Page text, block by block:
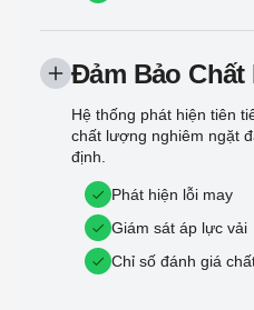
Đảm Bảo
Hệ thống phát hiện tiên
chất lượng nghiêm ngặt
định.
Phát hiện lỗi may
Giám sát áp lực vải
Chỉ số đánh giá